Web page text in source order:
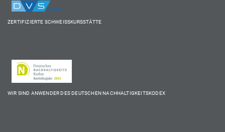
ZERTIFIZIERTE SCHWEISSKURSSTÄTTE
WIR SIND ANWENDER DES DEUTSCHEN NACHHALTIGKEITSKODEX